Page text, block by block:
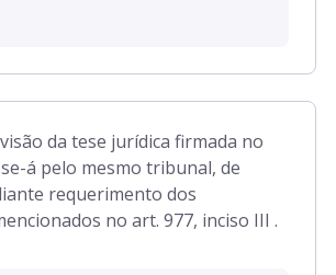
da tese jurídica firmada no
á pelo mesmo tribunal, de
requerimento dos
no art. 977, inciso III .